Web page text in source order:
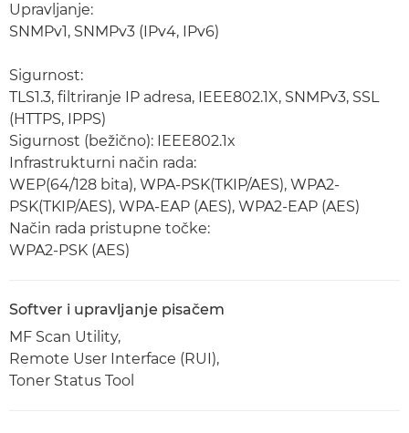
Upravljanje:
SNMPv1, SNMPv3 (IPv4, IPv6)
Sigurnost:
TLS1.3, filtriranje IP adresa, IEEE802.1X, SNMPv3, SSL
(HTTPS, IPPS)
Sigurnost (bežično): IEEE802.1x
Infrastrukturni način rada:
WEP(64/128 bita), WPA-PSK(TKIP/AES), WPA2-
PSK(TKIP/AES), WPA-EAP (AES), WPA2-EAP (AES)
Način rada pristupne točke:
WPA2-PSK (AES)
Softver i upravljanje pisačem
MF Scan Utility,
Remote User Interface (RUI),
Toner Status Tool